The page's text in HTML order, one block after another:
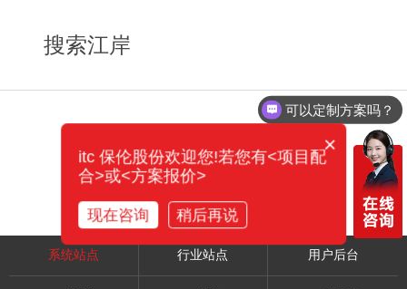
搜索江岸
系统站点 行业站点 用户后台
可以定制方案吗？
×
itc 保伦股份欢迎您!若您有<项目配
合>或<方案报价>
现在咨询 稍后再说